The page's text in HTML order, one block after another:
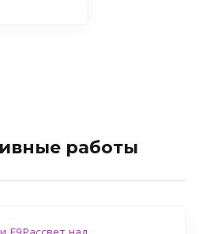
работы